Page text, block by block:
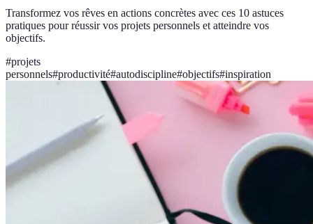
Transformez vos rêves en actions concrètes avec ces 10 astuces
pratiques pour réussir vos projets personnels et atteindre vos
objectifs.
#projets
personnels#productivité#autodiscipline#objectifs#inspiration